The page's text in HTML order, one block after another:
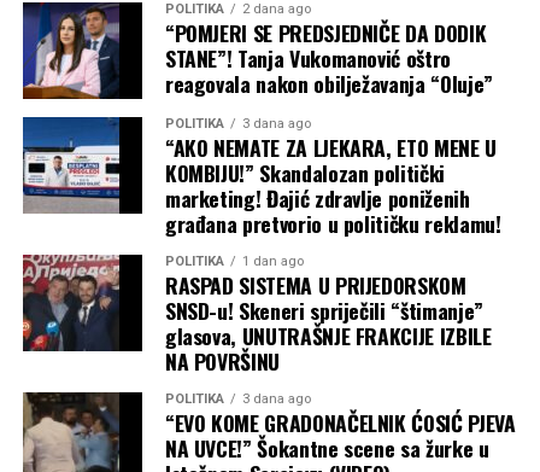
POLITIKA 2 dana ago
“POMJERI SE PREDSJEDNIČE DA DODIK
STANE”! Tanja Vukomanović oštro
reagovala nakon obilježavanja “Oluje”
POLITIKA 3 dana ago
“AKO NEMATE ZA LJEKARA, ETO MENE U
KOMBIJU!” Skandalozan politički
marketing! Đajić zdravlje poniženih
građana pretvorio u političku reklamu!
POLITIKA 1 dan ago
RASPAD SISTEMA U PRIJEDORSKOM
SNSD-u! Skeneri spriječili “štimanje”
glasova, UNUTRAŠNJE FRAKCIJE IZBILE
NA POVRŠINU
POLITIKA 3 dana ago
“EVO KOME GRADONAČELNIK ĆOSIĆ PJEVA
NA UVCE!” Šokantne scene sa žurke u